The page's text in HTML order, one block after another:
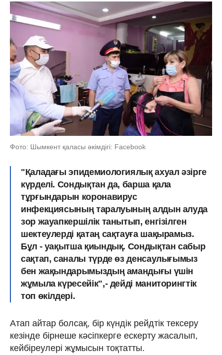
Фото: Шымкент қаласы әкімдігі: Facebook
"Қаладағы эпидемиологиялық ахуал әзірге
күрделі. Сондықтан да, барша қала
тұрғындарын коронавирус
инфекциясының таралуының алдын алуда
зор жауапкершілік танытып, енгізілген
шектеулерді қатаң сақтауға шақырамыз.
Бұл - уақытша қиындық. Сондықтан сабыр
сақтап, саналы түрде өз денсаулығымыз
бен жақындарымыздың амандығы үшін
жұмыла күресейік",- дейді маниторингтік
топ өкілдері.
Атап айтар болсақ, бір күндік рейдтік тексеру
кезінде бірнеше кәсіпкерге ескерту жасалып,
кейбіреулері жұмысын тоқтатты.